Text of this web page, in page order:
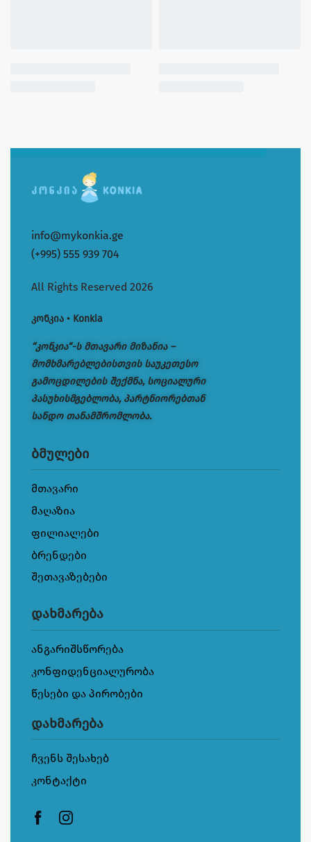
info@mykonkia.ge
(+995) 555 939 704
All Rights Reserved 2026
კონკია • Konkia
“კონკია“-ს მთავარი მიზანია –
მომხმარებლებისთვის საუკეთესო
გამოცდილების შექმნა, სოციალური
პასუხისმგებლობა, პარტნიორებთან
სანდო თანამშრომლობა.
ბმულები
მთავარი
მაღაზია
ფილიალები
ბრენდები
შეთავაზებები
დახმარება
ანგარიშსწორება
კონფიდენციალურობა
წესები და პირობები
დახმარება
ჩვენს შესახებ
კონტაქტი